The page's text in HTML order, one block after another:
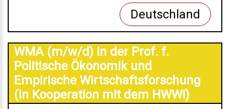
Deutschland
WMA (m/w/d) in der Prof. f.
Politische Ökonomik und
Empirische Wirtschaftsforschung
(in Kooperation mit dem HWWI)